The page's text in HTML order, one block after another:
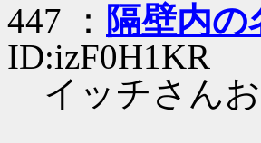
447 ： 隔壁内
ID:izF0H1KR
イッチさん